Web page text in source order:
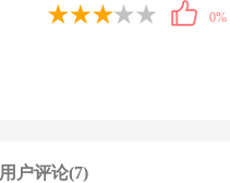
0%
用户评论(7)